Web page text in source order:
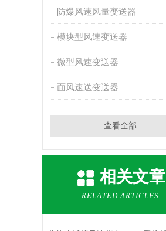
防爆风速风量变送器
模块型风速变送器
微型风速变送器
面风速送变送器
查看全部
相关文章
RELATED ARTICLES